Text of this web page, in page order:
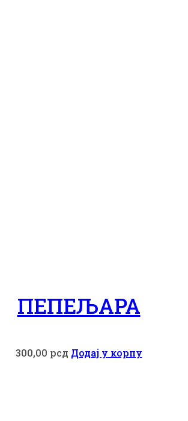
ПЕПЕЉАРА
300,00 рсд Додај у корпу